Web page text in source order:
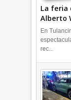
La feria
Alberto
En
rec...